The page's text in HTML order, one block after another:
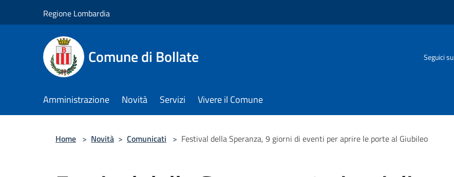
Regione Lombardia
Comune di Bollate Seguici su
Amministrazione Novità Servizi Vivere il Comune
Home > Novità > Comunicati > Festival della Speranza, 9 giorni di eventi per aprire le porte al Giubileo